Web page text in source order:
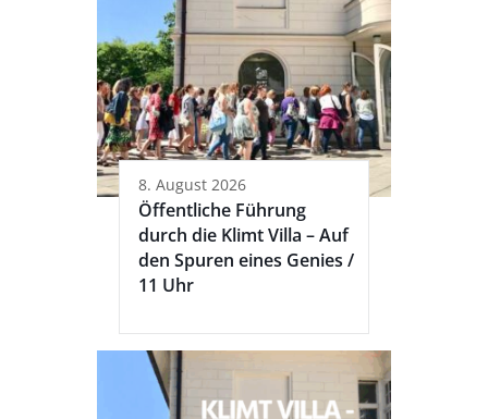
8. August 2026
Öffentliche Führung
durch die Klimt Villa – Auf
den Spuren eines Genies /
11 Uhr